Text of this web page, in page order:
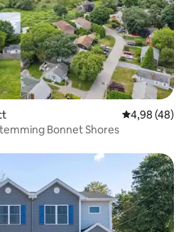
Gemiddelde
4,98 (48)
Bonnet Shores